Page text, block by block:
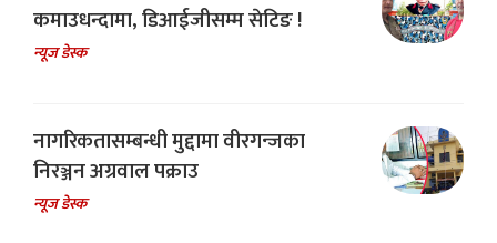
कमाउधन्दामा, डिआईजीसम्म सेटिङ !
न्यूज डेस्क
नागरिकतासम्बन्धी मुद्दामा वीरगन्जका
निरञ्जन अग्रवाल पक्राउ
न्यूज डेस्क